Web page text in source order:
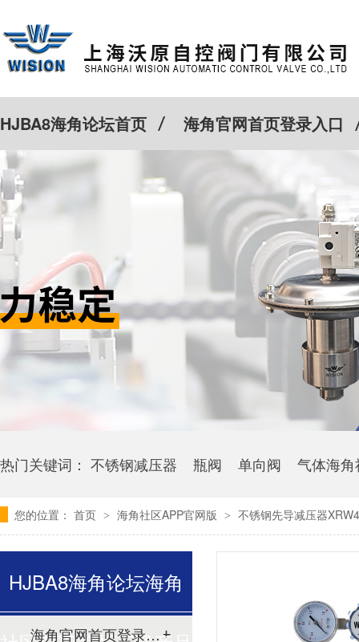
HJBA8海角论坛首页 海角官网首页登录入口
特殊定制 客户案例 Cv计算器
热门关键词： 不锈钢减压器 瓶阀 单向阀 气体海
您的位置： 首页 > 海角社区APP官网版 > 不锈钢先导减压器
HJBA8海角论坛海角
海角官网首页登录入口